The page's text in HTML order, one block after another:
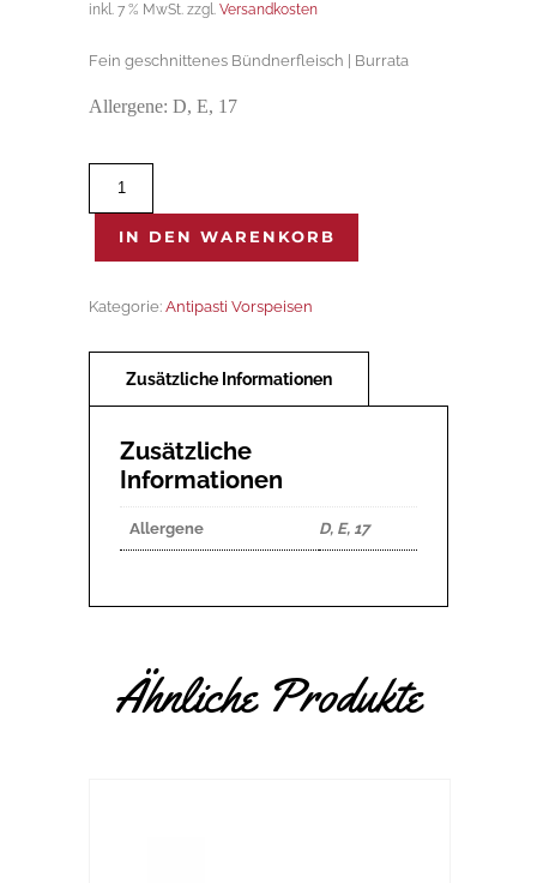
inkl. 7 % MwSt. zzgl. Versandkosten
Fein geschnittenes Bündnerfleisch | Burrata
Allergene: D, E, 17
Burrata
IN DEN WARENKORB
Kategorie: Antipasti Vorspeisen
Zusätzliche
Informationen
Allergene D, E, 17
Ähnliche Produkte